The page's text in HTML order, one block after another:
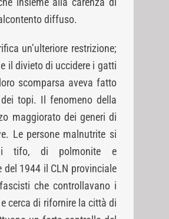
diffuso.
un’ulteriore restrizione;
il divieto di uccidere i gatti
scomparsa aveva fatto
topi. Il fenomeno della
maggiorato dei generi di
Le persone malnutrite si
di tifo, di polmonite e
1944 il CLN provinciale
che controllavano i
cerca di rifornire la città di